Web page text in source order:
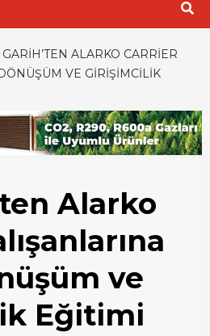
ALARKO CARRIER
VE GIRIŞIMCILIK
Alarko
ve
Eğitimi